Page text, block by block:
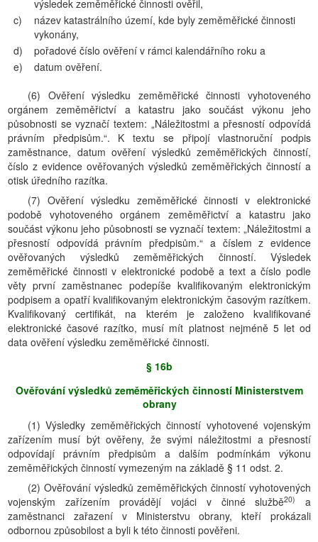
výsledek zeměměřické činnosti ověřil,
c)
název katastrálního území, kde byly zeměměřické činnosti
vykonány,
d)
pořadové číslo ověření v rámci kalendářního roku a
e)
datum ověření.
(6) Ověření výsledku zeměměřické činnosti vyhotoveného
orgánem zeměměřictví a katastru jako součást výkonu jeho
působnosti se vyznačí textem: „Náležitostmi a přesností odpovídá
právním předpisům.“. K textu se připojí vlastnoruční podpis
zaměstnance, datum ověření výsledků zeměměřických činností,
číslo z evidence ověřovaných výsledků zeměměřických činností a
otisk úředního razítka.
(7) Ověření výsledku zeměměřické činnosti v elektronické
podobě vyhotoveného orgánem zeměměřictví a katastru jako
součást výkonu jeho působnosti se vyznačí textem: „Náležitostmi a
přesností odpovídá právním předpisům.“ a číslem z evidence
ověřovaných výsledků zeměměřických činností. Výsledek
zeměměřické činnosti v elektronické podobě a text a číslo podle
věty první zaměstnanec podepíše kvalifikovaným elektronickým
podpisem a opatří kvalifikovaným elektronickým časovým razítkem.
Kvalifikovaný certifikát, na kterém je založeno kvalifikované
elektronické časové razítko, musí mít platnost nejméně 5 let od
data ověření výsledku zeměměřické činnosti.
§ 16b
Ověřování výsledků zeměměřických činností Ministerstvem
obrany
(1) Výsledky zeměměřických činností vyhotovené vojenským
zařízením musí být ověřeny, že svými náležitostmi a přesností
odpovídají právním předpisům a dalším podmínkám výkonu
zeměměřických činností vymezeným na základě § 11 odst. 2.
(2) Ověřování výsledků zeměměřických činností vyhotovených
vojenským zařízením provádějí vojáci v činné službě20)
a
zaměstnanci zařazení v Ministerstvu obrany, kteří prokázali
odbornou způsobilost a byli k této činnosti pověřeni.